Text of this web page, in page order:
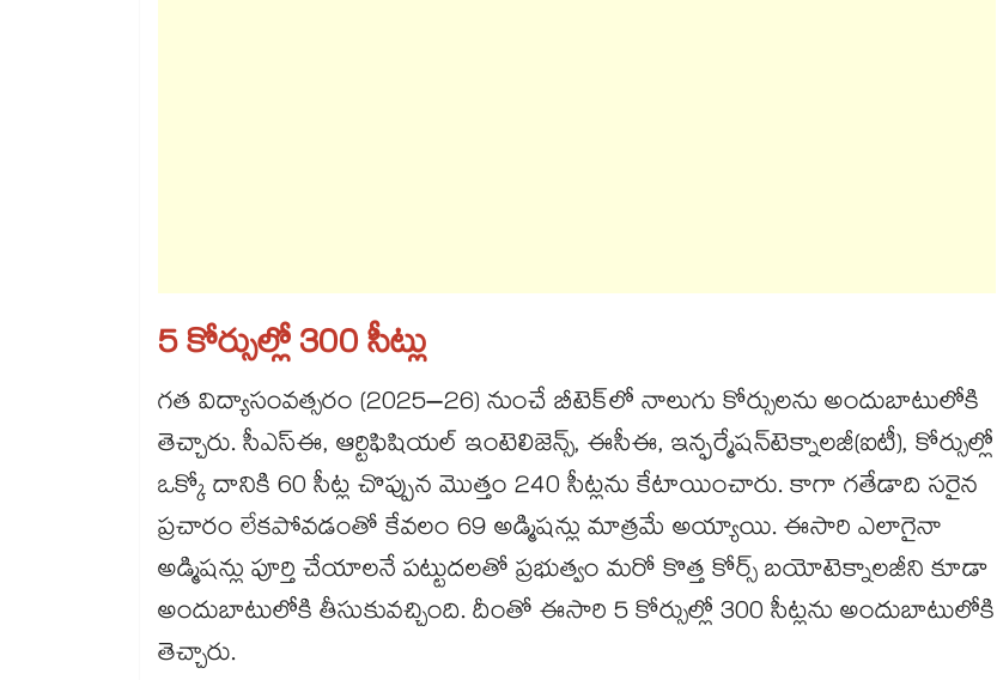
5 కోర్సుల్లో 300 సీట్లు
గత విద్యాసంవత్సరం (2025–26) నుంచే బీటెక్‌‌‌‌‌‌‌‌లో నాలుగు కోర్సులను అందుబాటులోకి
తెచ్చారు. సీఎస్‌‌‌‌‌‌‌‌ఈ, ఆర్టిఫిషియల్ ఇంటెలిజెన్స్, ఈసీఈ, ఇన్ఫర్మేషన్​టెక్నాలజీ(ఐటీ), కోర్సుల్లో
ఒక్కో దానికి 60 సీట్ల చొప్పున మొత్తం 240 సీట్లను కేటాయించారు. కాగా గతేడాది సరైన
ప్రచారం లేకపోవడంతో కేవలం 69 అడ్మిషన్లు మాత్రమే అయ్యాయి. ఈసారి ఎలాగైనా
అడ్మిషన్లు పూర్తి చేయాలనే పట్టుదలతో ప్రభుత్వం మరో కొత్త కోర్స్ బయోటెక్నాలజీని కూడా
అందుబాటులోకి తీసుకువచ్చింది. దీంతో ఈసారి 5 కోర్సుల్లో 300 సీట్లను అందుబాటులోకి
తెచ్చారు.